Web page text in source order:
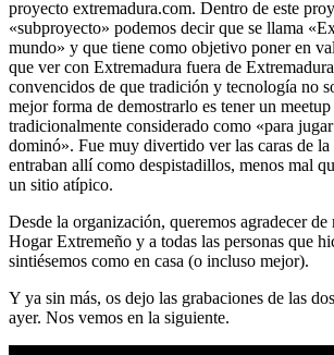
proyecto extremadura.com. Dentro de este
«subproyecto» podemos decir que se llama
mundo» y que tiene como objetivo poner en
que ver con Extremadura fuera de
convencidos de que tradición y tecnología no
mejor forma de demostrarlo es tener un
tradicionalmente considerado como «para
dominó». Fue muy divertido ver las caras de la
entraban allí como despistadillos, menos mal
un sitio atípico.
Desde la organización, queremos agradecer de
Hogar Extremeño y a todas las personas que
sintiésemos como en casa (o incluso mejor).
Y ya sin más, os dejo las grabaciones de las
ayer. Nos vemos en la siguiente.